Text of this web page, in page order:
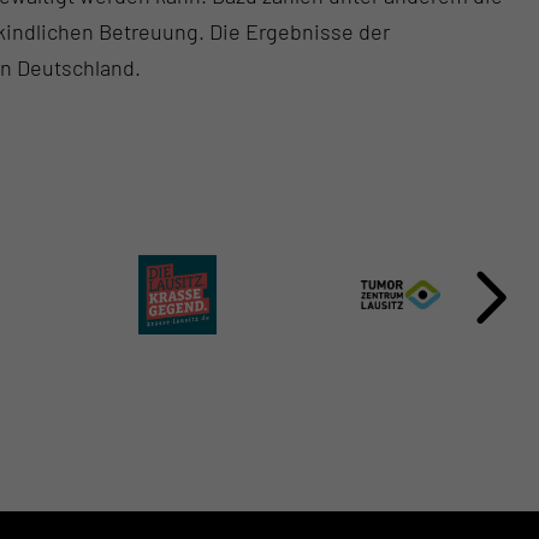
Betreuung. Die Ergebnisse der
Deutschland.